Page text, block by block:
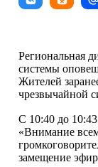
Региональная
системы
Жителей
чрезвычайной
С 10:40 до
«Внимание
замещение